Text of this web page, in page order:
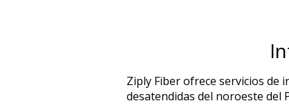
Ziply Fiber ofrece servicios
desatendidas del noroeste del